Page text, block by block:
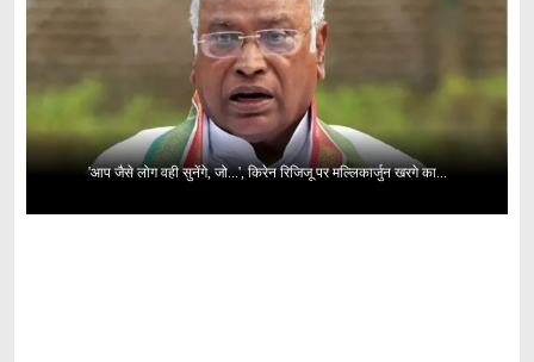
'आप जैसे लोग वही सुनेंगे, जो...', किरेन रिजिजू पर मल्लिकार्जुन खरगे का...